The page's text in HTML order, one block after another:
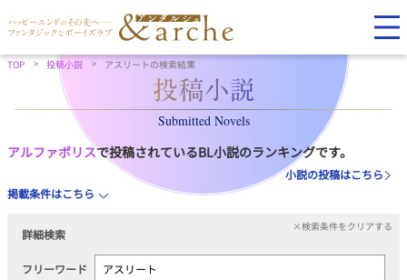
TOP 投稿小説 アスリートの検索結果
Submitted Novels
アルファポリスで投稿されているBL小説のランキングです。
小説の投稿はこちら
掲載条件はこちら
詳細検索
×検索条件をクリアする
フリーワード